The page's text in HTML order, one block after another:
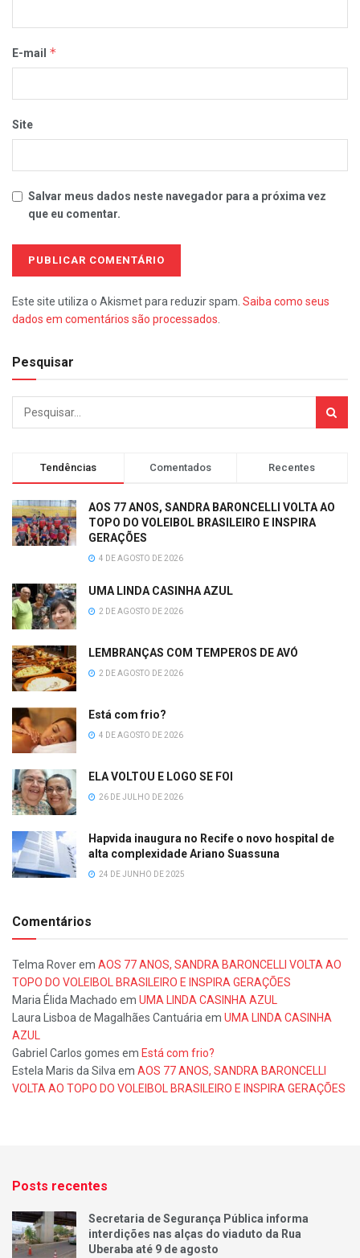
E-mail *
Site
Salvar meus dados neste navegador para a próxima vez
que eu comentar.
Este site utiliza o Akismet para reduzir spam. Saiba como seus
dados em comentários são processados
Pesquisar
Tendências Comentados Recentes
AOS 77 ANOS, SANDRA BARONCELLI VOLTA AO
TOPO DO VOLEIBOL BRASILEIRO E INSPIRA
GERAÇÕES
4 DE AGOSTO DE 2026
UMA LINDA CASINHA AZUL
2 DE AGOSTO DE 2026
LEMBRANÇAS COM TEMPEROS DE AVÓ
2 DE AGOSTO DE 2026
Está com frio?
4 DE AGOSTO DE 2026
ELA VOLTOU E LOGO SE FOI
26 DE JULHO DE 2026
Hapvida inaugura no Recife o novo hospital de
alta complexidade Ariano Suassuna
24 DE JUNHO DE 2025
Comentários
Telma Roverem AOS 77 ANOS, SANDRA BARONCELLI VOLTA AO
TOPO DO VOLEIBOL BRASILEIRO E INSPIRA GERAÇÕES
Maria Élida Machado em UMA LINDA CASINHA AZUL
Laura Lisboa de Magalhães Cantuáriaem UMA LINDA CASINHA
AZUL
Gabriel Carlos gomes em Está com frio?
Estela Maris da Silvaem AOS 77 ANOS, SANDRA BARONCELLI
VOLTA AO TOPO DO VOLEIBOL BRASILEIRO E INSPIRA GERAÇÕES
Posts recentes
Secretaria de Segurança Pública informa
interdições nas alças do viaduto da Rua
Uberaba até 9 de agosto